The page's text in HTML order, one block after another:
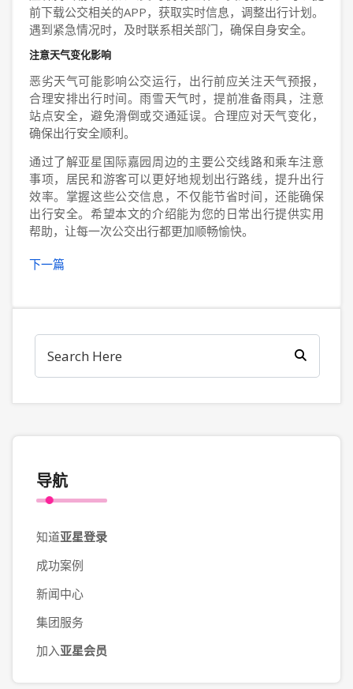
前下载公交相关的APP，获取实时信息，调整出行计划。
遇到紧急情况时，及时联系相关部门，确保自身安全。
注意天气变化影响
恶劣天气可能影响公交运行，出行前应关注天气预报，
合理安排出行时间。雨雪天气时，提前准备雨具，注意
站点安全，避免滑倒或交通延误。合理应对天气变化，
确保出行安全顺利。
通过了解亚星国际嘉园周边的主要公交线路和乘车注意
事项，居民和游客可以更好地规划出行路线，提升出行
效率。掌握这些公交信息，不仅能节省时间，还能确保
出行安全。希望本文的介绍能为您的日常出行提供实用
帮助，让每一次公交出行都更加顺畅愉快。
下一篇
导航
知道亚星登录
成功案例
新闻中心
集团服务
加入亚星会员